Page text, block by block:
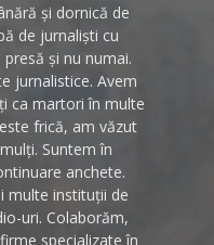
și dornică de
de jurnaliști cu
și nu numai.
jurnalistice. Avem
ca martori în multe
frică, am văzut
Suntem în
anchete.
multe instituții de
uri. Colaborăm,
specializate în